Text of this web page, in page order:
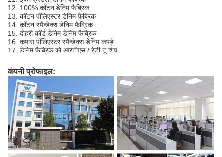
12. 100% कॉटन डेनिम फैब्रिक
13. कॉटन पॉलिएस्टर डेनिम फैब्रिक
14. कॉटन स्पैन्डेक्स डेनिम फैब्रिक
15. दोहरी कॉर्ड डेनिम डेनिम फैब्रिक
16. कपास पॉलिएस्टर स्पैन्डेक्स डेनिम कपड़े
17. डेनिम फैब्रिक को आरटीएस / रेडी टू शिप
कंपनी प्रोफाइल: